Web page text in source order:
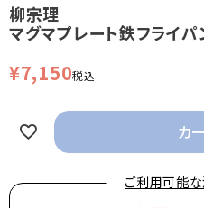
柳宗理
マグマプレート鉄フライ
¥7,150税込
カ
ご利用可能